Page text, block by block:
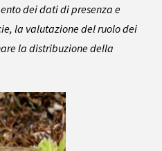
dei dati di presenza e
la valutazione del ruolo dei
la distribuzione della